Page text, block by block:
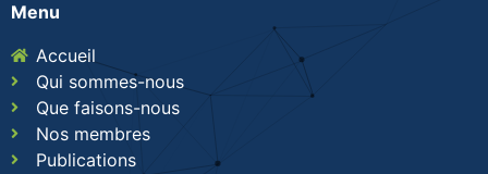
Menu
Accueil
Qui sommes-nous
Que faisons-nous
Nos membres
Publications